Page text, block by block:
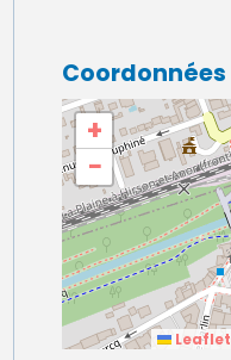
Coordonnées
+
−
Leaflet